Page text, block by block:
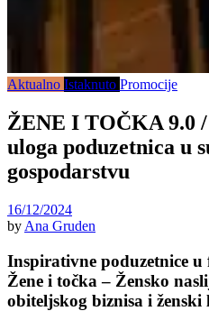
Aktualno Istaknuto Promocije
ŽENE I TOČKA 9.0
uloga poduzetnica u
gospodarstvu
16/12/2024
by Ana Gruden
Inspirativne poduzetnice u
Žene i točka – Žensko
obiteljskog biznisa i